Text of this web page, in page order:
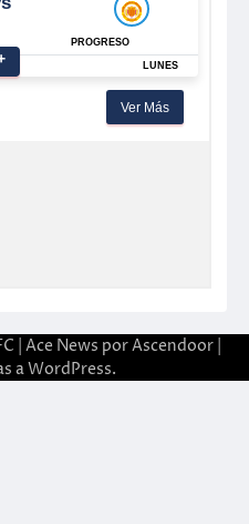
| Ace News porAscendoor
aWordPress.